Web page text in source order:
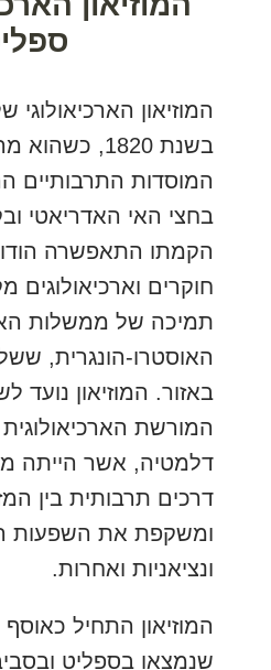
המוזיאון הארכיאולוגי
בשנת 1820,
המוסדות התרבותיים
בחצי האי האדריאטי
הקמתו התאפשרה
חוקרים וארכיאולוגים
תמיכה של ממשלות
האוסטרו-הונגרית,
באזור. המוזיאון נועד
המורשת
דלמטיה, אשר הייתה
דרכים תרבותית בין
ומשקפת את השפעות
ונציאניות ואחרות.
המוזיאון התחיל
שנמצאו בספליט